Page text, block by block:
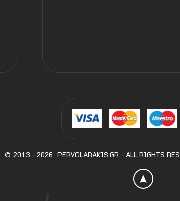
© 2013 - 2026 PERVOLARAKIS.GR - ALL RIGHTS